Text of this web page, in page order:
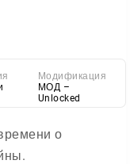
Модификация
МОД –
Unlocked
о